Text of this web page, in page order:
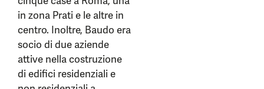
in zona Prati e le altre in
centro. Inoltre, Baudo era
socio di due aziende
attive nella costruzione
di edifici residenziali e